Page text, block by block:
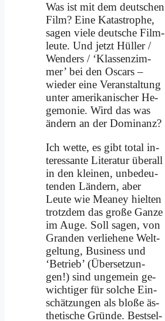
Was ist mit dem deut­schen
Film? Ei­ne Ka­ta­stro­phe,
sa­gen vie­le deut­sche Film­
leu­te. Und jetzt Hül­ler /
Wen­ders / ‘Klas­sen­zim­
mer’ bei den Os­cars –
wie­der ei­ne Ver­an­stal­tung
un­ter ame­ri­ka­ni­scher He­
ge­mo­nie. Wird das was
än­dern an der Do­mi­nanz?
Ich wet­te, es gibt to­tal in­
ter­es­san­te Li­te­ra­tur über­all
in den klei­nen, un­be­deu­
ten­den Län­dern, aber
Leu­te wie Meaney hiel­ten
trotz­dem das gro­ße Gan­ze
im Au­ge. Soll sa­gen, von
Gran­den ver­lie­he­ne Welt­
gel­tung, Busi­ness und
‘Be­trieb’ (Über­set­zun­
gen!) sind un­ge­mein ge­
wich­ti­ger für sol­che Ein­
schät­zun­gen als blo­ße äs­
the­ti­sche Grün­de. Best­sel­